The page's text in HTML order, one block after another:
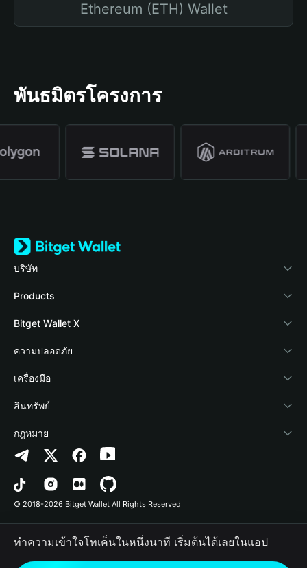
Ethereum (ETH) Wallet
พันธมิตรโครงการ
บริษัท
เกี่ยวกับ Bitget Wallet
Blog
Academy
ข่าวสารด้านคริปโต
ศูนย์ช่วยเหลือ
ติดต่อเรา
ทรัพยากรข้อมูลของแบรนด์
อาชีพ
Products
Crypto Card
Stablecoin Earn
Payfi Crypto
Crypto Swap API
Altcoin Season Index
Prediction Markets
DApp
RWA
Bitget Wallet X
นักพัฒนา
เชื่อมต่อ Wallet
Bitget Wallet Pay
ลิสต์โปรเจกต์
ความปลอดภัย
Protection Fund
เทคโนโลยีความปลอดภัย
เครื่องมือ
ซื้อคริปโต
การตรวจจับการอนุญาต
การตรวจจับสัญญา
การโอนเป็นชุด
สินทรัพย์
Arbitrum
Avalanche
Bitcoin
Polygon
กฎหมาย
นโยบายความเป็นส่วนตัว
ข้อตกลงในการใช้บริการ
© 2018-2026 Bitget Wallet All Rights Reserved
ทำความเข้าใจโทเค็นในหนึ่งนาที เริ่มต้นได้เลยในแอป